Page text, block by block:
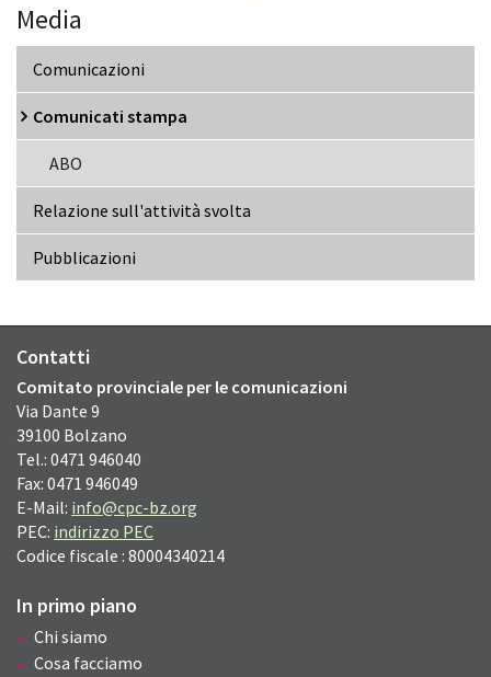
Media
Comunicazioni
Comunicati stampa
ABO
Relazione sull'attività svolta
Pubblicazioni
Contatti
Comitato provinciale per le comunicazioni
Via Dante 9
39100 Bolzano
Tel.: 0471 946040
Fax: 0471 946049
E-Mail: info@cpc-bz.org
PEC: indirizzo PEC
Codice fiscale : 80004340214
In primo piano
Chi siamo
Cosa facciamo